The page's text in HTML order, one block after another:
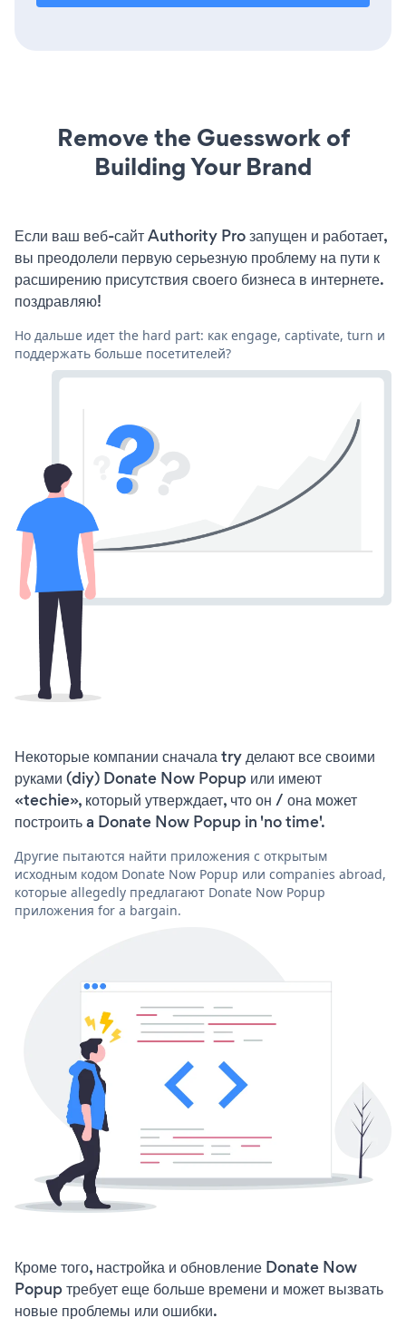
Remove the Guesswork of
Building Your Brand
Если ваш веб-сайт Authority Pro запущен и работает,
вы преодолели первую серьезную проблему на пути к
расширению присутствия своего бизнеса в интернете.
поздравляю!
Но дальше идет the hard part: как engage, captivate, turn и
поддержать больше посетителей?
Некоторые компании сначала try делают все своими
руками (diy) Donate Now Popup или имеют
«techie», который утверждает, что он / она может
построить a Donate Now Popup in 'no time'.
Другие пытаются найти приложения с открытым
исходным кодом Donate Now Popup или companies abroad,
которые allegedly предлагают Donate Now Popup
приложения for a bargain.
Кроме того, настройка и обновление Donate Now
Popup требует еще больше времени и может вызвать
новые проблемы или ошибки.